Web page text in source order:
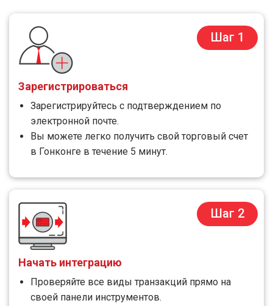
Шаг 1
Зарегистрироваться
Зарегистрируйтесь с подтверждением по
электронной почте.
Вы можете легко получить свой торговый счет
в Гонконге в течение 5 минут.
Шаг 2
Начать интеграцию
Проверяйте все виды транзакций прямо на
своей панели инструментов.